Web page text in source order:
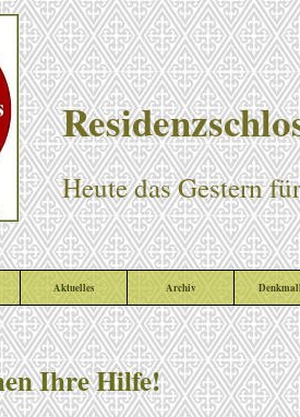
Heute das Gestern
Aktuelles Archiv
Ihre Hilfe!